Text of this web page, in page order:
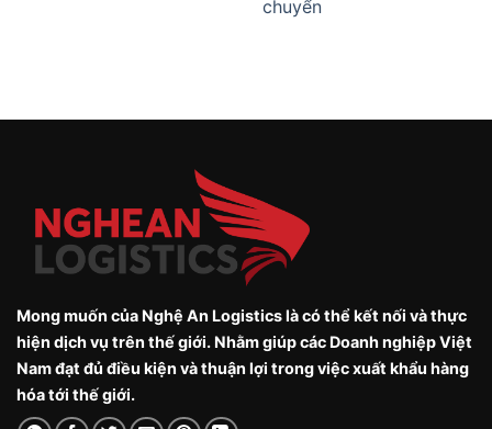
chuyển
Mong muốn của Nghệ An Logistics là có thể kết nối và thực
hiện dịch vụ trên thế giới. Nhằm giúp các Doanh nghiệp Việt
Nam đạt đủ điều kiện và thuận lợi trong việc xuất khẩu hàng
hóa tới thế giới.